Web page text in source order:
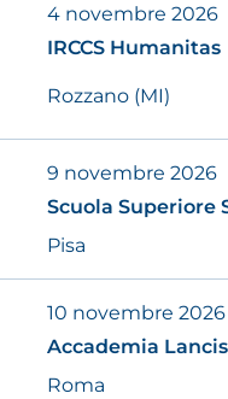
4 novembre 2026
IRCCS Humanitas
Rozzano (MI)
9 novembre 2026
Scuola Superiore
Pisa
10 novembre 2026
Accademia
Roma